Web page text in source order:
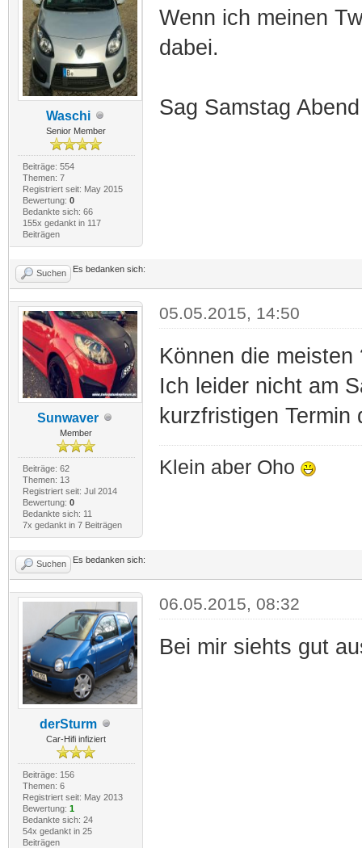
Waschi
Senior Member
Beiträge: 554
Themen: 7
Registriert seit: May 2015
Bewertung: 0
Bedankte sich: 66
155x gedankt in 117
Beiträgen
Wenn ich meinen
dabei.
Sag Samstag
Suchen Es bedanken sich:
Sunwaver
Member
Beiträge: 62
Themen: 13
Registriert seit: Jul 2014
Bewertung: 0
Bedankte sich: 11
7x gedankt in 7 Beiträgen
05.05.2015, 14:50
Können die meisten
Ich leider nicht am
kurzfristigen Termin
Klein aber Oho
Suchen Es bedanken sich:
derSturm
Car-Hifi infiziert
Beiträge: 156
Themen: 6
Registriert seit: May 2013
Bewertung: 1
Bedankte sich: 24
54x gedankt in 25
Beiträgen
06.05.2015, 08:32
Bei mir siehts gut